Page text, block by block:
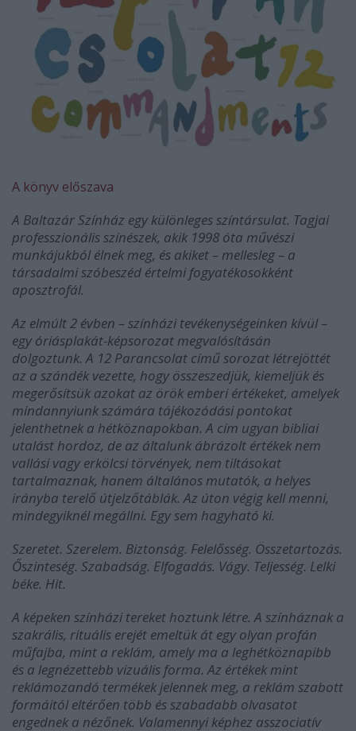
A könyv előszava
A Baltazár Színház egy különleges színtársulat. Tagjai
professzionális színészek, akik 1998 óta művészi
munkájukból élnek meg, és akiket – mellesleg – a
társadalmi szóbeszéd értelmi fogyatékosokként
aposztrofál.
Az elmúlt 2 évben – színházi tevékenységeinken kívül –
egy óriásplakát-képsorozat megvalósításán
dolgoztunk. A 12 Parancsolat című sorozat létrejöttét
az a szándék vezette, hogy összeszedjük, kiemeljük és
megerősítsük azokat az örök emberi értékeket, amelyek
mindannyiunk számára tájékozódási pontokat
jelenthetnek a hétköznapokban. A cím ugyan bibliai
utalást hordoz, de az általunk ábrázolt értékek nem
vallási vagy erkölcsi törvények, nem tiltásokat
tartalmaznak, hanem általános mutatók, a helyes
irányba terelő útjelzőtáblák. Az úton végig kell menni,
mindegyiknél megállni. Egy sem hagyható ki.
Szeretet. Szerelem. Biztonság. Felelősség. Összetartozás.
Őszinteség. Szabadság. Elfogadás. Vágy. Teljesség. Lelki
béke. Hit.
A képeken színházi tereket hoztunk létre. A színháznak a
szakrális, rituális erejét emeltük át egy olyan profán
műfajba, mint a reklám, amely ma a leghétköznapibb
és a legnézettebb vizuális forma. Az értékek mint
reklámozandó termékek jelennek meg, a reklám szabott
formáitól eltérően több és szabadabb olvasatot
engednek a nézőnek. Valamennyi képhez asszociatív